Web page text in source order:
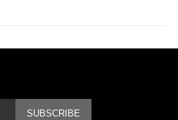
SUBSCRIBE